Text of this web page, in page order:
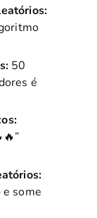
50
é
some